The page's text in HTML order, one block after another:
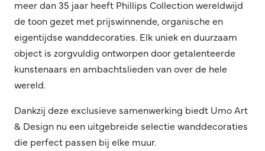
meer dan 35 jaar heeft Phillips Collection wereldwijd
de toon gezet met prijswinnende, organische en
eigentijdse wanddecoraties. Elk uniek en duurzaam
object is zorgvuldig ontworpen door getalenteerde
kunstenaars en ambachtslieden van over de hele
wereld.
Dankzij deze exclusieve samenwerking biedt Umo Art
& Design nu een uitgebreide selectie wanddecoraties
die perfect passen bij elke muur.